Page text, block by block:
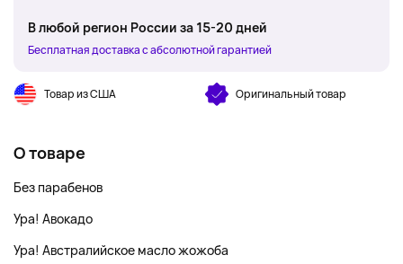
В любой регион России за 15-20 дней
Бесплатная доставка с абсолютной гарантией
Товар из США Оригинальный товар
О товаре
Без парабенов
Ура! Авокадо
Ура! Австралийское масло жожоба